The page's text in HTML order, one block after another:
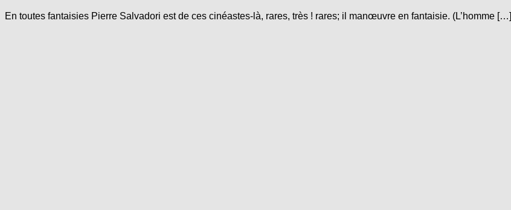
En toutes fantaisies Pierre Salvadori est de ces cinéastes-là, rares, très ! rares; il manœuvre en fantaisie. (L’homme […]